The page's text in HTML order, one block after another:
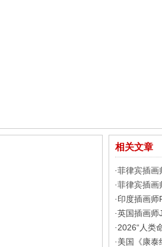
相关文章
·菲律宾插
·菲律宾插
· 印度插画
·英国插画师
· 2026“人类
· 美国《康泰